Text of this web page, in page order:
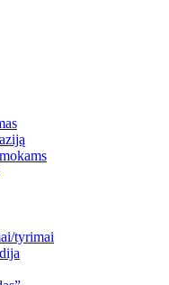
tyrimai